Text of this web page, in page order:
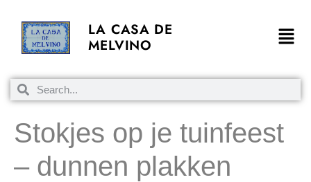
LA CASA DE
MELVINO
Stokjes op je tuinfeest
– dunnen plakken